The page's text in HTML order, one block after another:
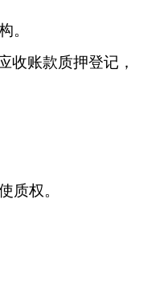
。
收账款质押登记，
质权。